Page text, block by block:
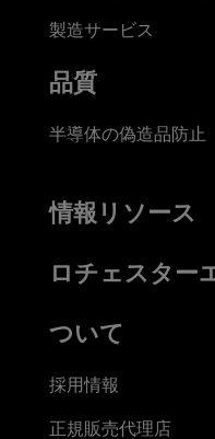
製造サービス
品質
半導体の偽造品防止
情報リソース
ロチェスター
ついて
採用情報
正規販売代理店